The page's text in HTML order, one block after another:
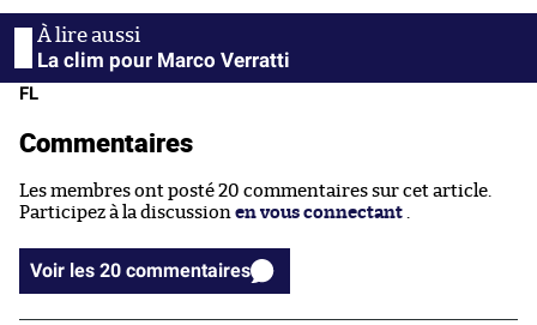
La clim pour Marco Verratti
FL
Commentaires
Les membres ont posté 20 commentaires sur cet article.
Participez à la discussion en vous connectant .
Voir les 20 commentaires